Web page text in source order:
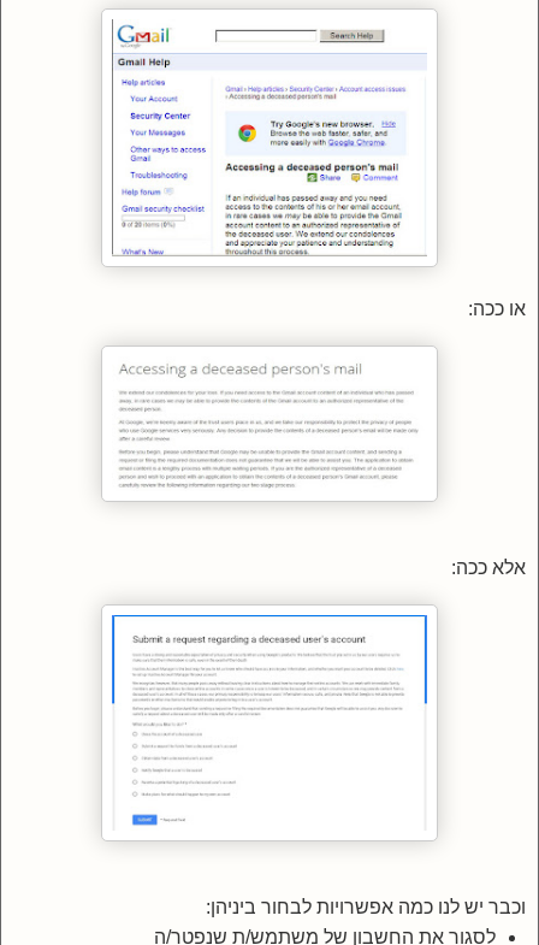
או ככה:
אלא ככה:
וכבר יש לנו כמה אפשרויות לבחור ביניהן:
לסגור את החשבון של משתמש/ת שנפטר/ה